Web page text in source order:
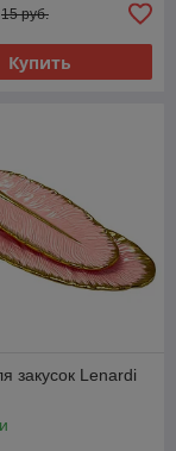
15 руб.
Купить
закусок Lenardi